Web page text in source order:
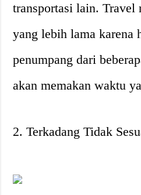
transportasi lain. Travel
yang lebih lama karena
penumpang dari
akan memakan waktu
2. Terkadang Tidak